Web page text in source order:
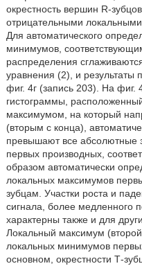
окрестность вершин R-
отрицательными
Для автоматического
минимумов,
распределения
уравнения (2), и результаты
фиг. 4г (запись 203). На
гистограммы,
максимумом, на который
(вторым с конца),
превышают все абсолютные
первых производных,
образом автоматически
локальных максимумов
зубцам. Участки роста и
сигнала, более медленного
характерны также и для
Локальный максимум
локальных минимумов
основном, окрестности Т-